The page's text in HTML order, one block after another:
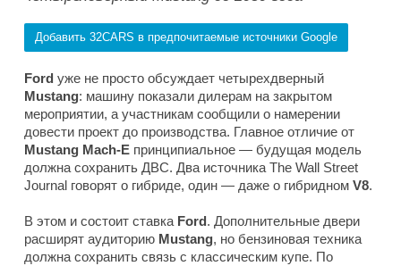
Добавить 32CARS в предпочитаемые источники Google
Ford уже не просто обсуждает четырехдверный
Mustang: машину показали дилерам на закрытом
мероприятии, а участникам сообщили о намерении
довести проект до производства. Главное отличие от
Mustang Mach-E принципиальное — будущая модель
должна сохранить ДВС. Два источника The Wall Street
Journal говорят о гибриде, один — даже о гибридном V8.
В этом и состоит ставка Ford. Дополнительные двери
расширят аудиторию Mustang, но бензиновая техника
должна сохранить связь с классическим купе. По